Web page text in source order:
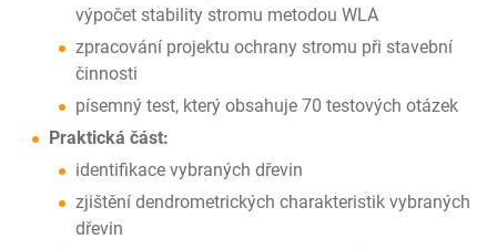
výpočet stability stromu metodou WLA
zpracování projektu ochrany stromu při stavební
činnosti
písemný test, který obsahuje 70 testových otázek
Praktická část:
identifikace vybraných dřevin
zjištění dendrometrických charakteristik vybraných
dřevin